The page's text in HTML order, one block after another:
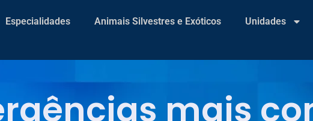
Especialidades Animais Silvestres e Exóticos Unidades
mais